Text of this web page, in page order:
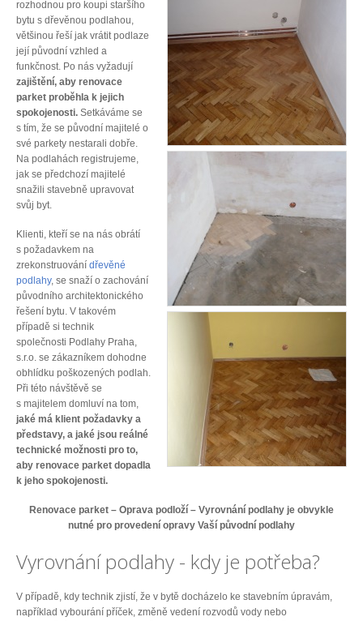
rozhodnou pro koupi staršího
bytu s dřevěnou podlahou,
většinou řeší jak vrátit podlaze
její původní vzhled a
funkčnost. Po nás vyžadují
zajištění, aby renovace
parket proběhla k jejich
spokojenosti. Setkáváme se
s tím, že se původní majitelé o
své parkety nestarali dobře.
Na podlahách registrujeme,
jak se předchozí majitelé
snažili stavebně upravovat
svůj byt.
Klienti, kteří se na nás obrátí
s požadavkem na
zrekonstruování dřevěné
podlahy, se snaží o zachování
původního architektonického
řešení bytu. V takovém
případě si technik
společnosti Podlahy Praha,
s.r.o. se zákazníkem dohodne
obhlídku poškozených podlah.
Při této návštěvě se
s majitelem domluví na tom,
jaké má klient požadavky a
představy, a jaké jsou reálné
technické možnosti pro to,
aby renovace parket dopadla
k jeho spokojenosti.
Renovace parket – Oprava podloží – Vyrovnání podlahy je obvykle
nutné pro provedení opravy Vaší původní podlahy
Vyrovnání podlahy - kdy je potřeba?
V případě, kdy technik zjistí, že v bytě docházelo ke stavebním úpravám,
například vybourání příček, změně vedení rozvodů vody nebo